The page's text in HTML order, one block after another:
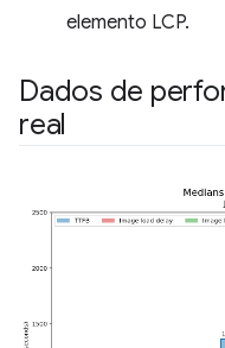
elemento LCP.
Dados de
real